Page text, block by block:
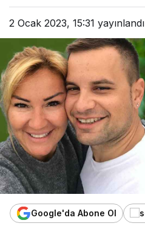
2 Ocak 2023, 15:31 yayınlandı
Google'da Abone Ol